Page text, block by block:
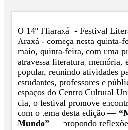
O 14º Fliaraxá - Festival
Araxá - começa nesta quinta-
maio, quinta-feira, com uma
atravessa literatura, memória,
popular, reunindo atividades
estudantes, professores e
espaços do Centro Cultural
dia, o festival promove
com o tema desta edição —
Mundo” — propondo